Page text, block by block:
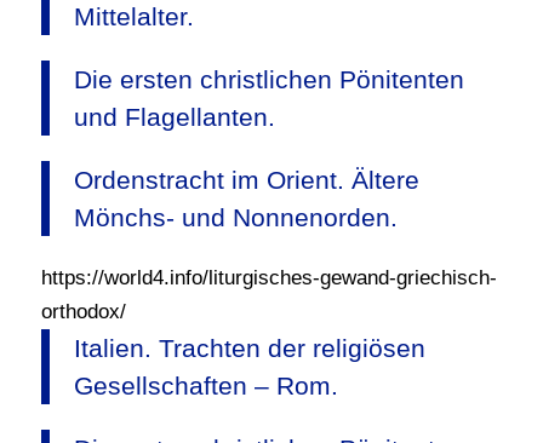
Mittelalter.
Die ersten christlichen Pönitenten
und Flagellanten.
Ordenstracht im Orient. Ältere
Mönchs- und Nonnenorden.
https://world4.info/liturgisches-gewand-griechisch-
orthodox/
Italien. Trachten der religiösen
Gesellschaften – Rom.